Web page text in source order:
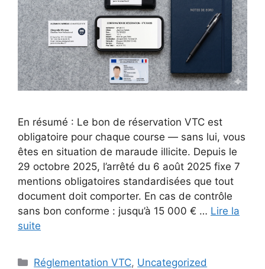
En résumé : Le bon de réservation VTC est
obligatoire pour chaque course — sans lui, vous
êtes en situation de maraude illicite. Depuis le
29 octobre 2025, l’arrêté du 6 août 2025 fixe 7
mentions obligatoires standardisées que tout
document doit comporter. En cas de contrôle
sans bon conforme : jusqu’à 15 000 € … Lire la
suite
Catégories
Réglementation VTC, Uncategorized